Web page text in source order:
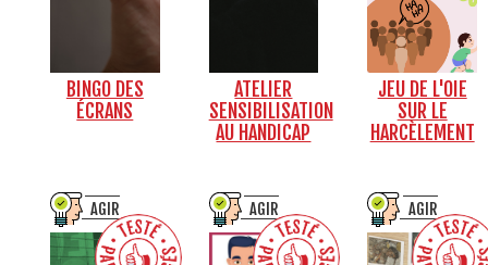
BINGO DES
ÉCRANS
ATELIER
SENSIBILISATION
AU HANDICAP
JEU DE L'OIE
SUR LE
HARCÈLEMENT
AGIR AGIR AGIR